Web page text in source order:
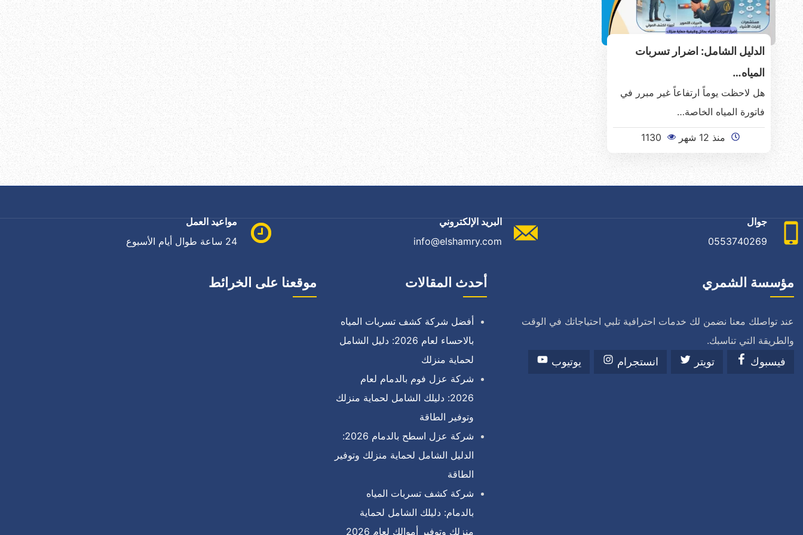
الدليل الشامل: اضرار تسربات
المياه…
هل لاحظت يوماً ارتفاعاً غير مبرر في
فاتورة المياه الخاصة…
منذ 12 شهر 1130
جوال
0553740269
البريد الإلكتروني
info@elshamry.com
مواعيد العمل
24 ساعة طوال أيام الأسبوع
مؤسسة الشمري
عند تواصلك معنا نضمن لك خدمات احترافية تلبي احتياجاتك في الوقت
والطريقة التي تناسبك.
فيسبوك تويتر انستجرام يوتيوب
أحدث المقالات
أفضل شركة كشف تسربات المياه
بالاحساء لعام 2026: دليل الشامل
لحماية منزلك
شركة عزل فوم بالدمام لعام
2026: دليلك الشامل لحماية منزلك
وتوفير الطاقة
شركة عزل اسطح بالدمام 2026:
الدليل الشامل لحماية منزلك وتوفير
الطاقة
شركة كشف تسربات المياه
بالدمام: دليلك الشامل لحماية
منزلك وتوفير أموالك لعام 2026
موقعنا على الخرائط